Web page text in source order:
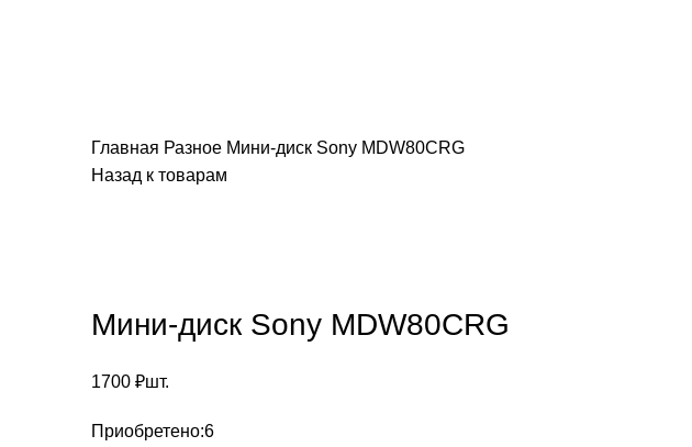
Главная Разное Мини-диск Sony MDW80CRG
Назад к товарам
Мини-диск Sony MDW80CRG
1700 ₽шт.
Приобретено:6